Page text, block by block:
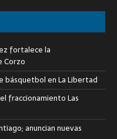
fortalece la
Corzo
básquetbol en La Libertad
fraccionamiento Las
anuncian nuevas